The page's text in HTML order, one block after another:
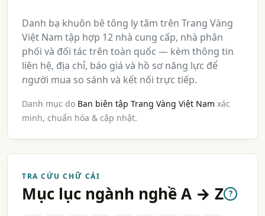
Danh bạ khuôn bê tông ly tâm trên Trang Vàng
Việt Nam tập hợp 12 nhà cung cấp, nhà phân
phối và đối tác trên toàn quốc — kèm thông tin
liên hệ, địa chỉ, báo giá và hồ sơ năng lực để
người mua so sánh và kết nối trực tiếp.
Danh mục do Ban biên tập Trang Vàng Việt Nam xác
minh, chuẩn hóa & cập nhật.
TRA CỨU CHỮ CÁI
Mục lục ngành nghề A → Z ?